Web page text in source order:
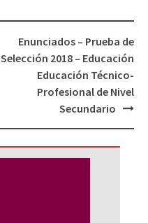
Enunciados – Prueba de
Selección 2018 – Educación
Educación Técnico-
Profesional de Nivel
Secundario